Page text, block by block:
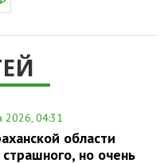
2026, 04:31
области
но очень